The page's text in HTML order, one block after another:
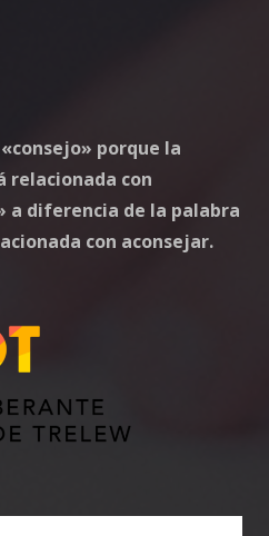
porque la
relacionada con
a diferencia de la palabra
con aconsejar.